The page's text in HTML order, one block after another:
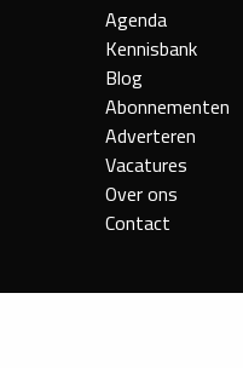
Agenda
Kennisbank
Blog
Abonnementen
Adverteren
Vacatures
Over ons
Contact